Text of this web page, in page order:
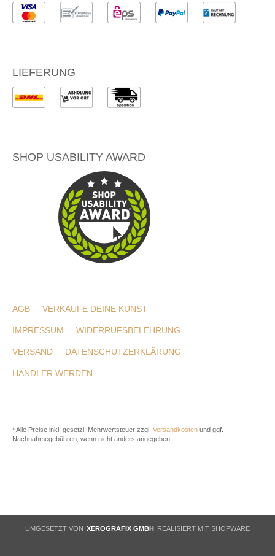
LIEFERUNG
SHOP USABILITY AWARD
AGB VERKAUFE DEINE KUNST
IMPRESSUM WIDERRUFSBELEHRUNG
VERSAND DATENSCHUTZERKLÄRUNG
HÄNDLER WERDEN
* Alle Preise inkl. gesetzl. Mehrwertsteuer zzgl. Versandkosten und ggf.
Nachnahmegebühren, wenn nicht anders angegeben.
UMGESETZT VON XEROGRAFIX GMBH REALISIERT MIT SHOPWARE